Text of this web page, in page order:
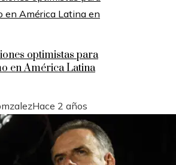
optimistas para
en América Latina
Hace 2 años